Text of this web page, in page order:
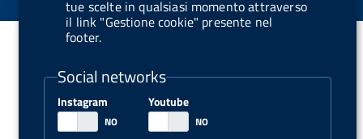
tue scelte in qualsiasi momento attraverso
il link "Gestione cookie" presente nel
footer.
Social networks
Instagram Youtube
n
s
a
g
p
i
f